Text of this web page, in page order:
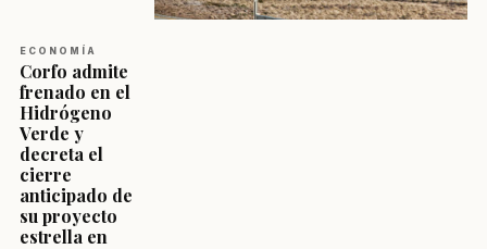
ECONOMÍA
Corfo admite
frenado en el
Hidrógeno
Verde y
decreta el
cierre
anticipado de
su proyecto
estrella en